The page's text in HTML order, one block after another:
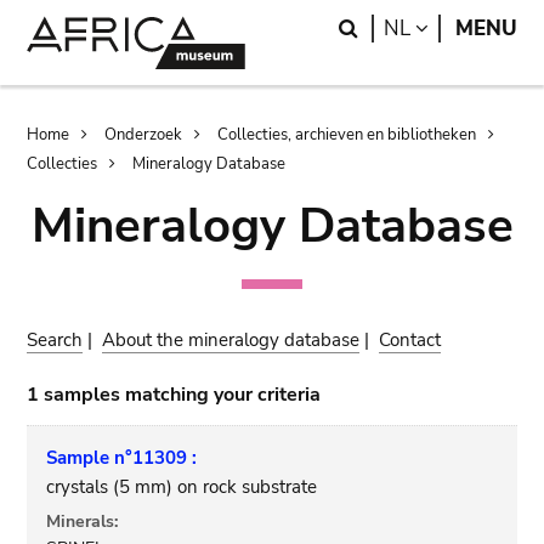
Search
NL LANGUAGE
MENU
Breadcrumb
Home Onderzoek
Collecties, archieven en bibliotheken
Collecties
Mineralogy Database
Mineralogy Database
Search |About the mineralogy database | Contact
1 samples matching your criteria
Sample n°11309 :
crystals (5 mm) on rock substrate
Minerals: